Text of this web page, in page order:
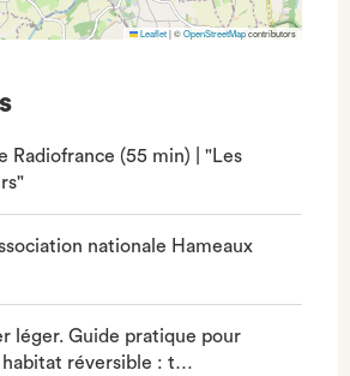
Leaflet|©OpenStreetMapcontributors
Radiofrance (55 min) | "Les
nationale Hameaux
léger. Guide pratique pour
habitat réversible : t…